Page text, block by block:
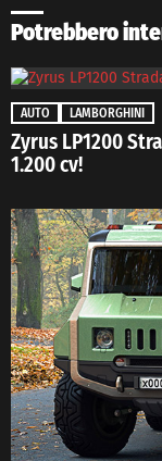
Potrebbero
AUTO LAMBORGHINI
Zyrus LP1200
1.200 cv!